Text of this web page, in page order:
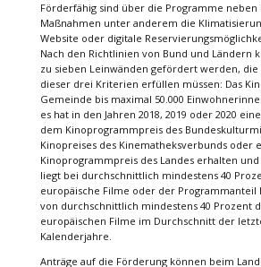
Förderfähig sind über die Programme neben
Maßnahmen unter anderem die
Website oder digitale
Nach den Richtlinien von Bund und Ländern
zu sieben Leinwänden gefördert werden,
dieser drei Kriterien erfüllen müssen: Das
Gemeinde bis maximal 50.000
es hat in den Jahren 2018, 2019 oder 2020
dem Kinoprogrammpreis des
Kinopreises des Kinematheksverbunds oder
Kinoprogrammpreis des Landes erhalten
liegt bei durchschnittlich mindestens 40
europäische Filme oder der Programmanteil
von durchschnittlich mindestens 40 Prozent
europäischen Filme im Durchschnitt der
Kalenderjahre.
Anträge auf die Förderung können beim